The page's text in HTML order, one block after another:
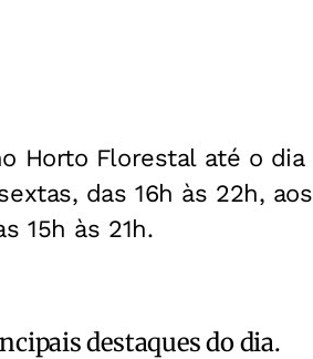
Horto Florestal até o dia
das 16h às 22h, aos
15h às 21h.
destaques do dia.